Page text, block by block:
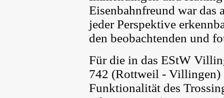
Eisenbahnfreund war das
jeder Perspektive
den beobachtenden und
Für die in das EStW
742 (Rottweil - Villingen)
Funktionalität des